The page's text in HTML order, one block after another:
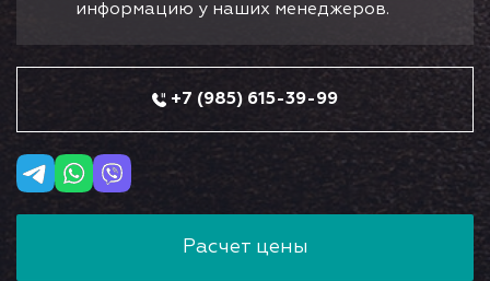
информацию у наших менеджеров.
+7 (985) 615-39-99
Расчет цены